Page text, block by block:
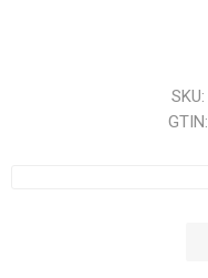
SKU:
GTIN: